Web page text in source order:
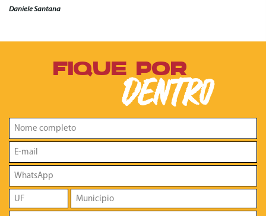
Daniele Santana
FIQUE POR
DENTRO